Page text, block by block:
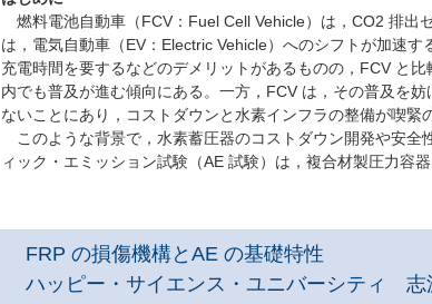
燃料電池自動車（FCV：Fuel Cell Vehicle）は，CO2 排出
は，電気自動車（EV：Electric Vehicle）へのシフトが加速
充電時間を要するなどのデメリットがあるものの，FCV と
内でも普及が進む傾向にある。一方，FCV は，その普及を
ないことにあり，コストダウンと水素インフラの整備が喫緊
このような背景で，水素蓄圧器のコストダウン開発や安全
ィック・エミッション試験（AE 試験）は，複合材製圧力容
FRP の損傷機構とAE の基礎特性
ハッピー・サイエンス・ユニバーシティ